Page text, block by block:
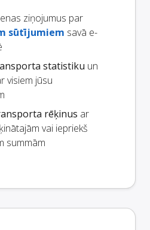
ziņojumus par
sūtījumiem savā e-
statistiku un
visiem jūsu
rēķinus ar
vai iepriekš
summām